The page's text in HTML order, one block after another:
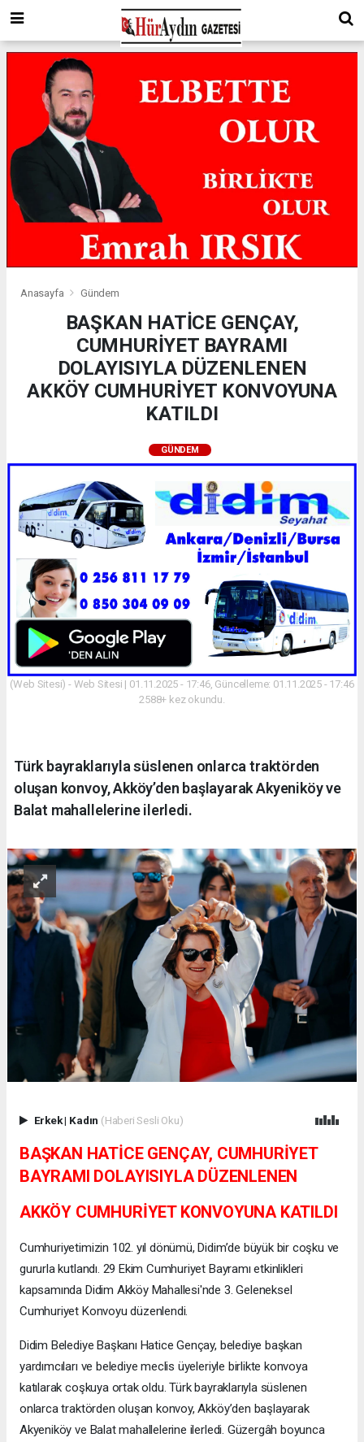
Anasayfa Gündem
BAŞKAN HATİCE GENÇAY,
CUMHURİYET BAYRAMI
DOLAYISIYLA DÜZENLENEN
AKKÖY CUMHURİYET KONVOYUNA
KATILDI
GÜNDEM
(Web Sitesi) - Web Sitesi | 01.11.2025 - 17:46, Güncelleme: 01.11.2025 - 17:46
2588+ kez okundu.
Türk bayraklarıyla süslenen onlarca traktörden
oluşan konvoy, Akköy’den başlayarak Akyeniköy ve
Balat mahallelerine ilerledi.
Erkek| Kadın (Haberi Sesli Oku)
BAŞKAN HATİCE GENÇAY, CUMHURİYET
BAYRAMI DOLAYISIYLA DÜZENLENEN
AKKÖY CUMHURİYET KONVOYUNA KATILDI
Cumhuriyetimizin 102. yıl dönümü, Didim’de büyük bir coşku ve
gururla kutlandı. 29 Ekim Cumhuriyet Bayramı etkinlikleri
kapsamında Didim Akköy Mahallesi'nde 3. Geleneksel
Cumhuriyet Konvoyu düzenlendi.
Didim Belediye Başkanı Hatice Gençay, belediye başkan
yardımcıları ve belediye meclis üyeleriyle birlikte konvoya
katılarak coşkuya ortak oldu. Türk bayraklarıyla süslenen
onlarca traktörden oluşan konvoy, Akköy’den başlayarak
Akyeniköy ve Balat mahallelerine ilerledi. Güzergâh boyunca